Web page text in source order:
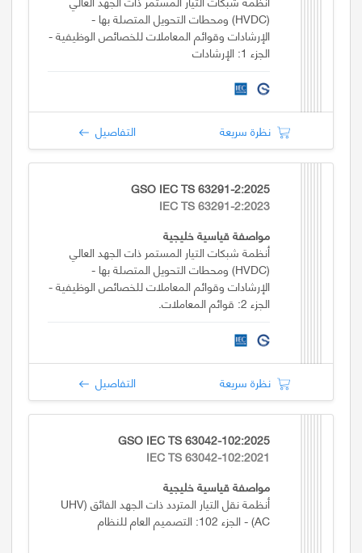
(HVDC) ومحطات التحويل المتصلة بها -
الإرشادات وقوائم المعاملات للخصائص الوظيفية -
الجزء 1: الإرشادات
نظرة سريعة التفاصيل
GSO IEC TS 63291-2:2025
IEC TS 63291-2:2023
مواصفة قياسية خليجية
أنظمة شبكات التيار المستمر ذات الجهد العالي
(HVDC) ومحطات التحويل المتصلة بها -
الإرشادات وقوائم المعاملات للخصائص الوظيفية -
الجزء 2: قوائم المعاملات.
نظرة سريعة التفاصيل
GSO IEC TS 63042-102:2025
IEC TS 63042-102:2021
مواصفة قياسية خليجية
أنظمة نقل التيار المتردد ذات الجهد الفائق (UHV
AC) - الجزء 102: التصميم العام للنظام